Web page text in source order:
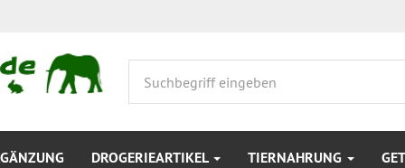
DROGERIEARTIKEL TIERNAHRUNG